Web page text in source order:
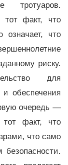
тротуаров.
тот факт, что
что
риску.
для
обеспечения
очередь —
тот факт, что
что само